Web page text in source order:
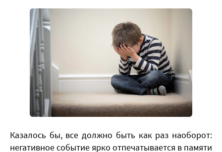
Казалось бы, все должно быть как раз наоборот:
негативное событие ярко отпечатывается в памяти